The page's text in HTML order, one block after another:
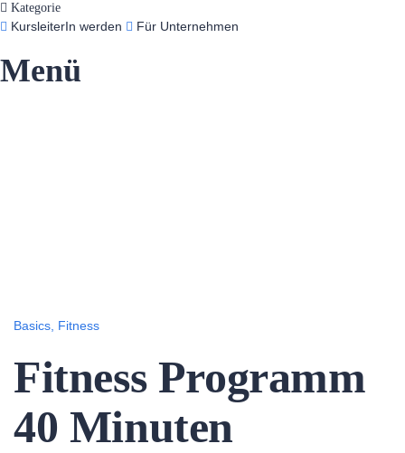
Kategorie
KursleiterIn werden Für Unternehmen
Menü
Basics, Fitness
Fitness Programm
40 Minuten